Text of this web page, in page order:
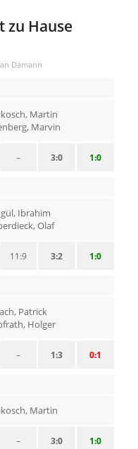
zu Hause
Damann
Martin
Marvin
1:0
3:0
–
Ibrahim
Olaf
1:0
3:2
11:9
Patrick
Holger
0:1
1:3
–
Martin
1:0
3:0
–